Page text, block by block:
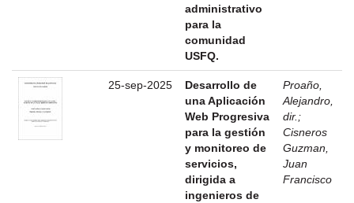
administrativo
para la
comunidad
USFQ.
25-sep-2025
Desarrollo de
una Aplicación
Web Progresiva
para la gestión
y monitoreo de
servicios,
dirigida a
ingenieros de
Proaño,
Alejandro,
dir. ;
Cisneros
Guzman,
Juan
Francisco